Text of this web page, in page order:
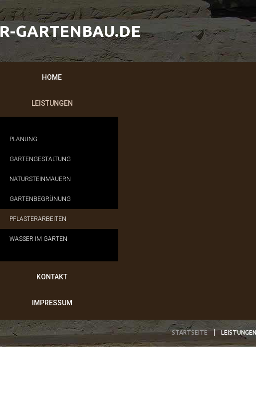
R-GARTENBAU.DE
HOME
LEISTUNGEN
PLANUNG
GARTENGESTALTUNG
NATURSTEINMAUERN
GARTENBEGRÜNUNG
PFLASTERARBEITEN
WASSER IM GARTEN
KONTAKT
IMPRESSUM
STARTSEITE LEISTUNGEN